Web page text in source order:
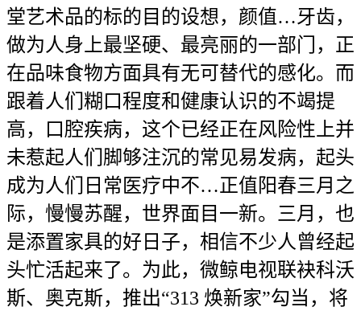
堂艺术品的标的目的设想，颜值…牙齿，
做为人身上最坚硬、最亮丽的一部门，正
在品味食物方面具有无可替代的感化。而
跟着人们糊口程度和健康认识的不竭提
高，口腔疾病，这个已经正在风险性上并
未惹起人们脚够注沉的常见易发病，起头
成为人们日常医疗中不…正值阳春三月之
际，慢慢苏醒，世界面目一新。三月，也
是添置家具的好日子，相信不少人曾经起
头忙活起来了。为此，微鲸电视联袂科沃
斯、奥克斯，推出“313 焕新家”勾当，将